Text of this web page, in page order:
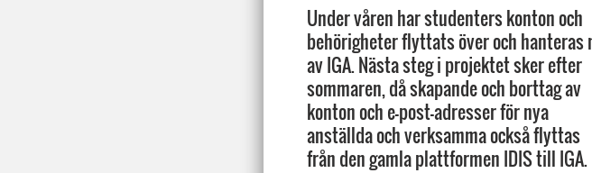
Under våren har studenters konton och
behörigheter flyttats över och hanteras
av IGA. Nästa steg i projektet sker efter
sommaren, då skapande och borttag av
konton och e-post-adresser för nya
anställda och verksamma också flyttas
från den gamla plattformen IDIS till IGA.